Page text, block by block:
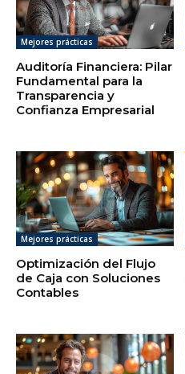
Mejores prácticas
Auditoría Financiera: Pilar
Fundamental para la
Transparencia y
Confianza Empresarial
Mejores prácticas
Optimización del Flujo
de Caja con Soluciones
Contables